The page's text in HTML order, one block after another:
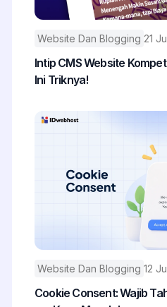
Website Dan Blogging 21
Intip CMS Website
Ini Triknya!
Website Dan Blogging 12
Cookie Consent: Wajib